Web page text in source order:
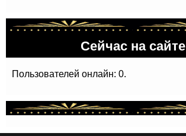
Сейчас на сайте
Пользователей онлайн: 0.